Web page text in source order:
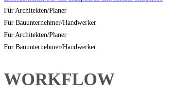
Für Architekten/Planer
Für Bauunternehmer/Handwerker
Für Architekten/Planer
Für Bauunternehmer/Handwerker
WORKFLOW